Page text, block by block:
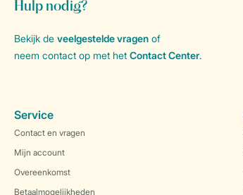
Hulp nodig?
Bekijk de veelgestelde vragen of
neem contact op met het Contact Center.
Service
Contact en vragen
Mijn account
Overeenkomst
Betaalmogelijkheden